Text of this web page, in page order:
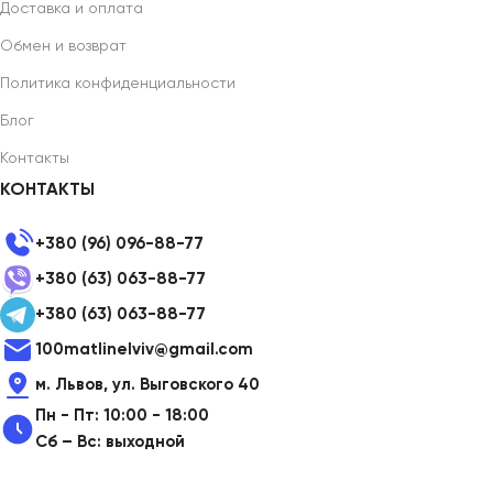
Доставка и оплата
Обмен и возврат
Политика конфиденциальности
Блог
Контакты
КОНТАКТЫ
+380 (96) 096-88-77
+380 (63) 063-88-77
+380 (63) 063-88-77
100matlinelviv@gmail.com
м. Львов, ул. Выговского 40
Пн - Пт: 10:00 - 18:00
Сб – Вс: выходной